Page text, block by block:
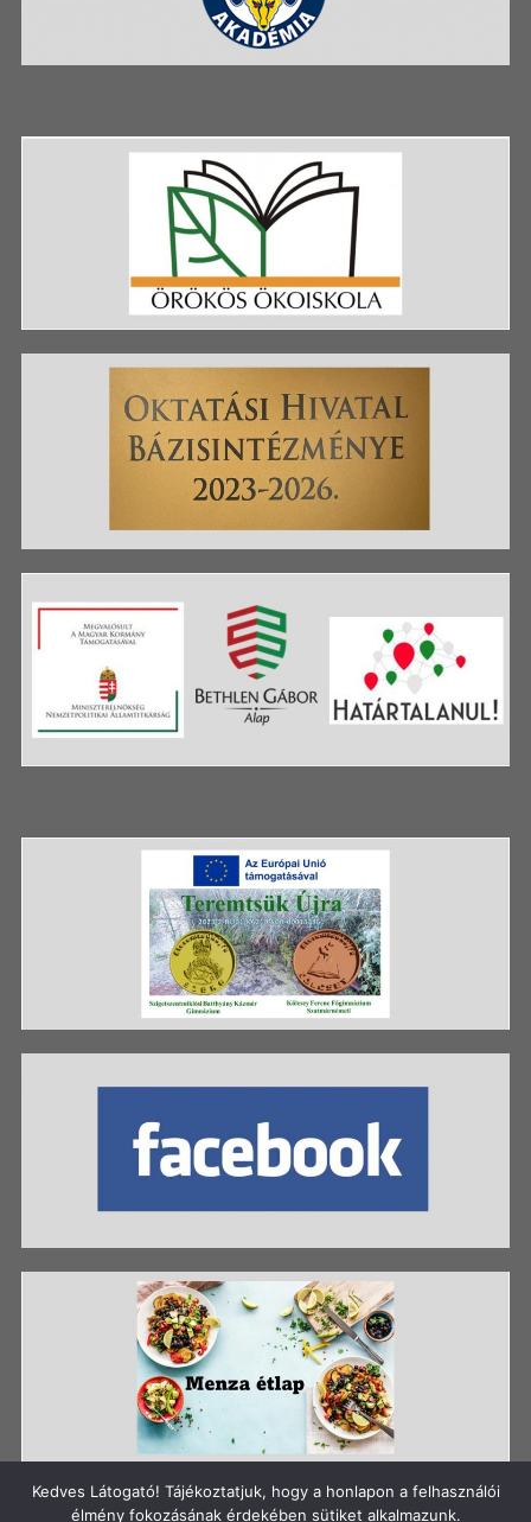
Kedves Látogató! Tájékoztatjuk, hogy a honlapon a felhasználói
élmény fokozásának érdekében sütiket alkalmazunk.